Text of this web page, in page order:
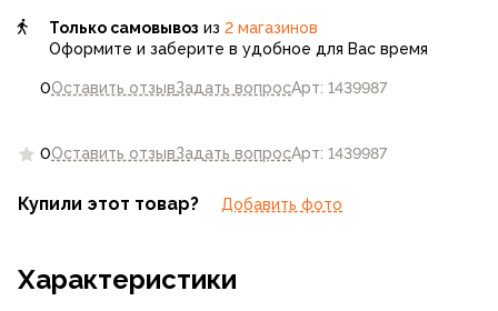
0Оставить отзывЗадать вопросАрт: 1439987
0Оставить отзывЗадать вопросАрт: 1439987
Только самовывоз из 2 магазинов
Оформите и заберите в удобное для Вас время
Купили этот товар? Добавить фото
Характеристики